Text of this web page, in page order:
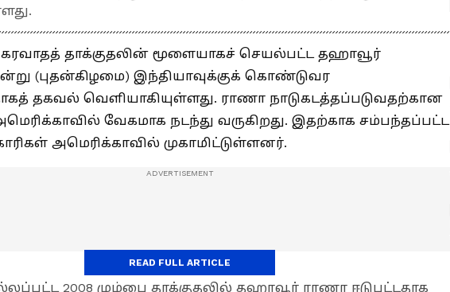
தாக்குதலின் மூளையாகச் செயல்பட்ட தஹாவூர்
(புதன்கிழமை) இந்தியாவுக்குக் கொண்டுவர
தகவல் வெளியாகியுள்ளது. ராணா நாடுகடத்தப்படுவதற்கான
வேகமாக நடந்து வருகிறது. இதற்காக சம்பந்தப்பட்ட
அமெரிக்காவில் முகாமிட்டுள்ளனர்.
2008 மும்பை தாக்குதலில் தஹாவூர் ராணா ஈடுபட்டதாக
READ FULL ARTICLE